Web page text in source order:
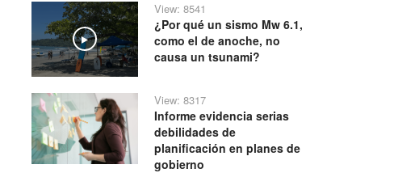
Play
View: 8541
¿Por qué un sismo Mw 6.1,
como el de anoche, no
causa un tsunami?
View: 8317
Informe evidencia serias
debilidades de
planificación en planes de
gobierno